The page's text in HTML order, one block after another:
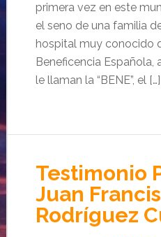
primera vez en este
el seno de una familia
hospital muy conocido
Beneficencia Española,
le llaman la “BENE”, el […]
Testimonio
Juan
Rodríguez